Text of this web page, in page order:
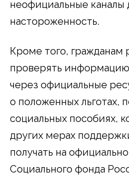
неофициальные каналы
настороженность.
Кроме того, гражданам
проверять
через официальные
о положенных льготах,
социальных пособиях,
других мерах
получать на
Социального фонда